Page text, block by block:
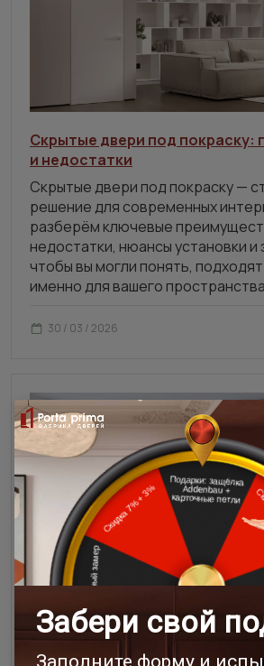
Скрытые двери под покраску:
и недостатки
Скрытые двери под покраску —
решение для современных
разберём ключевые
недостатки, нюансы установки и
чтобы вы могли понять,
именно для вашего
30 / 03 / 2026
Раздвижные двери в ванной и
практичность, безопасность
установки